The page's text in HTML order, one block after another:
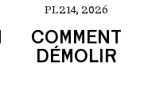
PL214, 2026
COMMENT
DÉMOLIR